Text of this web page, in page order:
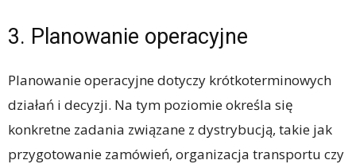
3. Planowanie operacyjne
Planowanie operacyjne dotyczy krótkoterminowych
działań i decyzji. Na tym poziomie określa się
konkretne zadania związane z dystrybucją, takie jak
przygotowanie zamówień, organizacja transportu czy